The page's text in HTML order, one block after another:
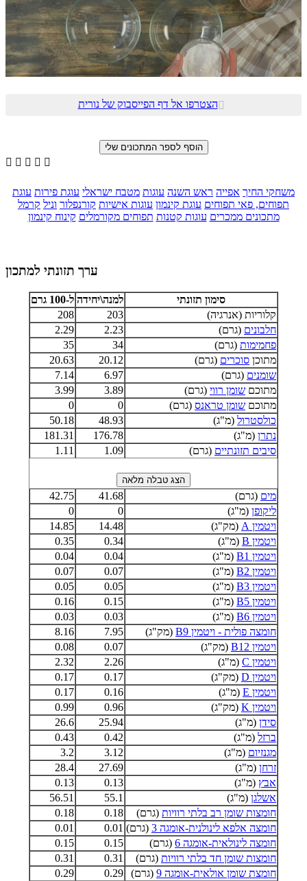
הצטרפו אל דף הפייסבוק של נורית
    
משחקי החיך אפייה ראש השנה עוגות מטבח ישראלי עוגת פירות עוגת
תפוחים, פאי תפוחים עוגת קינמון עוגות אישיות קורנפלור וניל קרמל
מתכונים ממכרים עוגות קטנות תפוחים מקורמלים קינוח קינמון
ערך תזונתי למתכון
סימון תזונתי למנה\יחידה ל-100 גרם
קלוריות (אנרגיה)
203
208
חלבונים (גרם) 2.23
2.29
פחמימות (גרם) 34
35
מתוכן סוכרים (גרם) 20.12
20.63
שומנים (גרם) 6.97
7.14
מתוכם שומן רווי (גרם) 3.89
3.99
מתוכם שומן טראנס (גרם) 0
0
כולסטרול (מ"ג) 48.93
50.18
נתרן (מ"ג) 176.78
181.31
סיבים תזונתיים (גרם) 1.09
1.11
מים (גרם) 41.68
42.75
ליקופן (מ"ג) 0
0
ויטמין A
(מק"ג) 14.48
14.85
ויטמין B
(מ"ג) 0.34
0.35
ויטמין B1
(מ"ג) 0.04
0.04
ויטמין B2
(מ"ג) 0.07
0.07
ויטמין B3
(מ"ג) 0.05
0.05
ויטמין B5
(מ"ג) 0.15
0.16
ויטמין B6
(מ"ג) 0.03
0.03
חומצה פולית - ויטמין B9
(מק"ג) 7.95
8.16
ויטמין B12
(מק"ג) 0.07
0.08
ויטמין C
(מ"ג) 2.26
2.32
ויטמין D
(מק"ג) 0.17
0.17
ויטמין E
(מ"ג) 0.16
0.17
ויטמין K
(מק"ג) 0.96
0.99
סידן (מ"ג) 25.94
26.6
ברזל (מ"ג) 0.42
0.43
מגנזיום (מ"ג) 3.12
3.2
זרחן (מ"ג) 27.69
28.4
אבץ (מ"ג) 0.13
0.13
אשלגן (מ"ג) 55.1
56.51
חומצות שומן רב בלתי רוויות (גרם) 0.18
0.18
חומצה אלפא לינולנית-אומגה 3
(גרם) 0.01
0.01
חומצה לינולאית-אומגה 6
(גרם) 0.15
0.15
חומצות שומן חד בלתי רוויות (גרם) 0.31
0.31
חומצת שומן אולאית-אומגה 9
(גרם) 0.29
0.29